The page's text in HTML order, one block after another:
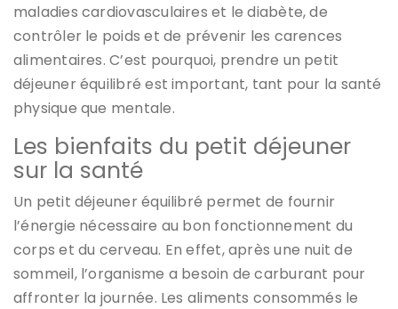
maladies cardiovasculaires et le diabète, de
contrôler le poids et de prévenir les carences
alimentaires. C’est pourquoi, prendre un petit
déjeuner équilibré est important, tant pour la santé
physique que mentale.
Les bienfaits du petit déjeuner
sur la santé
Un petit déjeuner équilibré permet de fournir
l’énergie nécessaire au bon fonctionnement du
corps et du cerveau. En effet, après une nuit de
sommeil, l’organisme a besoin de carburant pour
affronter la journée. Les aliments consommés le